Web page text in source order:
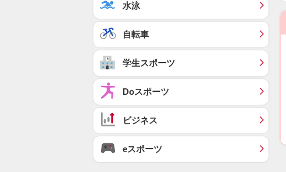
水泳
自転車
学生スポーツ
Doスポーツ
ビジネス
eスポーツ